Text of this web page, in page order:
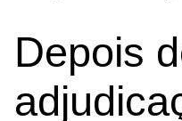
Depois